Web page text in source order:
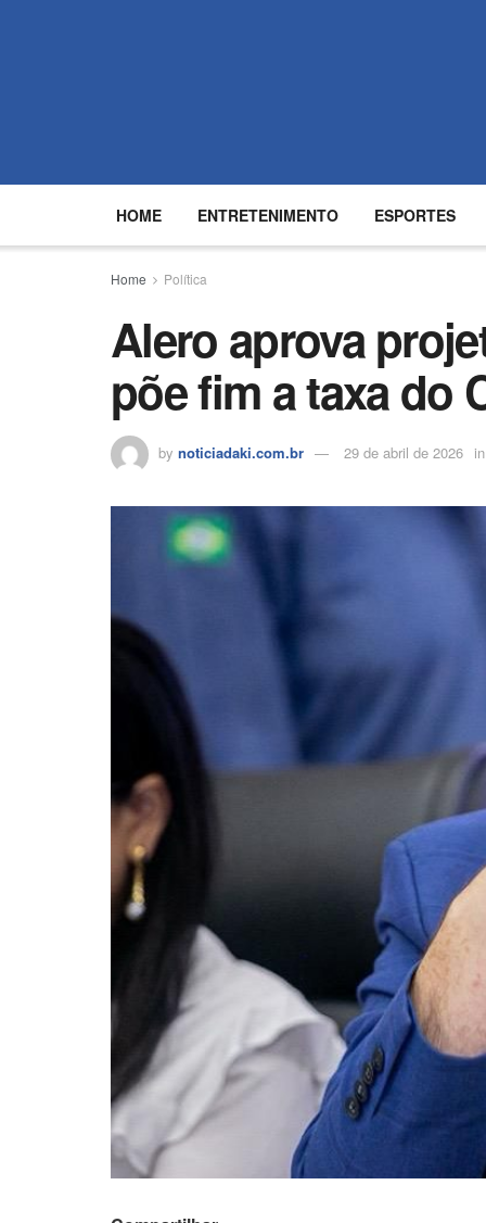
HOME ENTRETENIMENTO ESPORTES
Home Política
Alero aprova
põe fim a taxa do
by noticiadaki.com.br 29 de abril de 2026 in